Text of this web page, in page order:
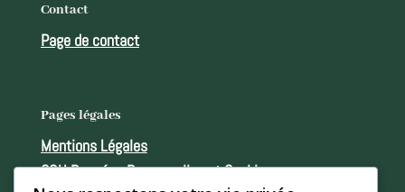
Contact
Page de contact
Pages légales
Mentions Légales
CGU Données Personnelles et Cookies